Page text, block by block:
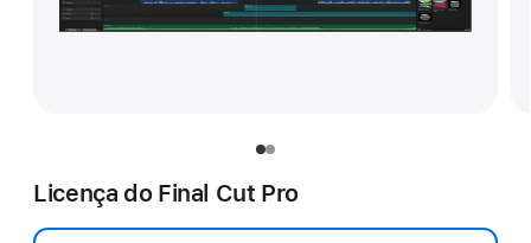
Licença do Final Cut Pro